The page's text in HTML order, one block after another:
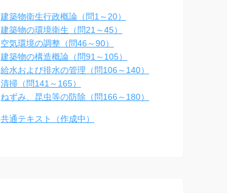
建築物衛生行政概論（問1～20）
建築物の環境衛生（問21～45）
空気環境の調整（問46～90）
建築物の構造概論（問91～105）
給水および排水の管理（問106～140）
清掃（問141～165）
ねずみ、昆虫等の防除（問166～180）
共通テキスト（作成中）